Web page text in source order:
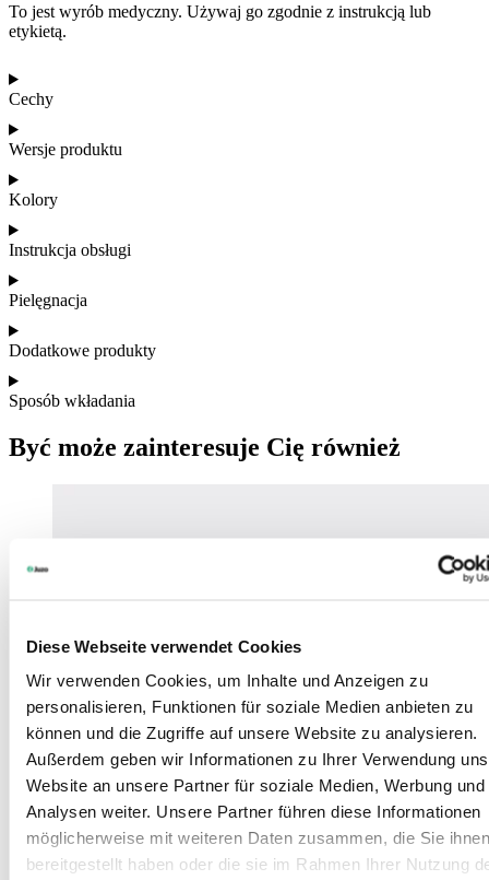
Diese Webseite verwendet Cookies
Wir verwenden Cookies, um Inhalte und Anzeigen zu
personalisieren, Funktionen für soziale Medien anbieten zu
können und die Zugriffe auf unsere Website zu analysieren.
Außerdem geben wir Informationen zu Ihrer Verwendung
Website an unsere Partner für soziale Medien, Werbung und
Analysen weiter. Unsere Partner führen diese Informationen
möglicherweise mit weiteren Daten zusammen, die Sie ihnen
bereitgestellt haben oder die sie im Rahmen Ihrer Nutzung
To jest wyrób medyczny. Używaj go zgodnie z instrukcją lub
etykietą.
Cechy
Wersje produktu
Kolory
Instrukcja obsługi
Pielęgnacja
Dodatkowe produkty
Sposób wkładania
Być może zainteresuje Cię również